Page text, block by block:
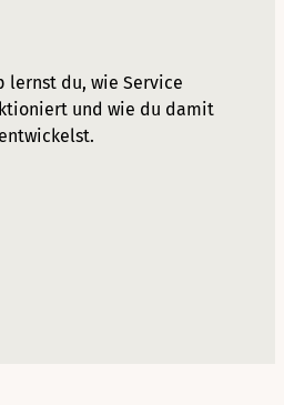
lernst du, wie Service
und wie du damit